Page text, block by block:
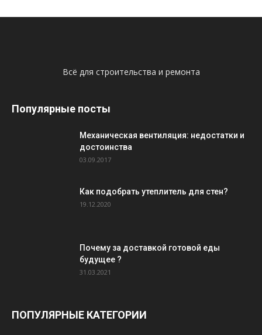
Всё для строительства и ремонта
Популярные посты
Механическая вентиляция: недостатки и
достоинства
03.09.2017
Как подобрать утеплитель для стен?
19.12.2020
Почему за доставкой готовой еды
будущее ?
31.03.2021
ПОПУЛЯРНЫЕ КАТЕГОРИИ